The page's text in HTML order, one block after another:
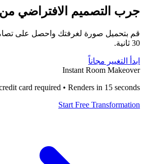
جرب التصميم الافتراضي من Tigmi مجاناً
قم بتحميل صورة لغرفتك واحصل على
30 ثانية.
ابدأ التغيير مجاناً
Instant Room Makeover
card required • Renders in 15 seconds
Start Free Transformation